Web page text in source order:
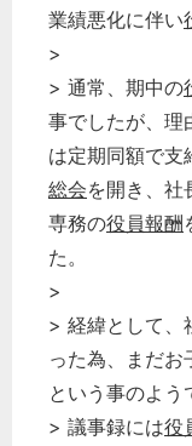
業績悪化に伴い
>
> 通常、期中の
事でしたが、理
は定期同額で支
総会を開き、社
専務の役員報酬
た。
>
> 経緯として、
った為、まだお
という事のよう
> 議事録には役